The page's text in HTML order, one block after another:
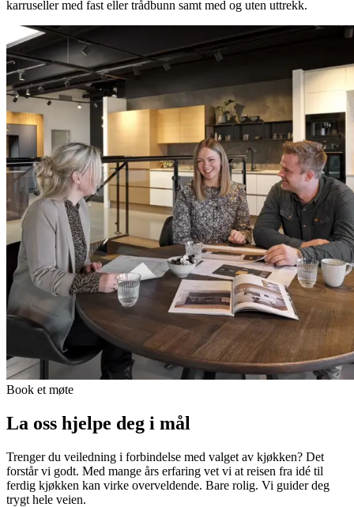
karruseller med fast eller trådbunn samt med og uten uttrekk.
Book et møte
La oss hjelpe deg i mål
Trenger du veiledning i forbindelse med valget av kjøkken? Det
forstår vi godt. Med mange års erfaring vet vi at reisen fra idé til
ferdig kjøkken kan virke overveldende. Bare rolig. Vi guider deg
trygt hele veien.